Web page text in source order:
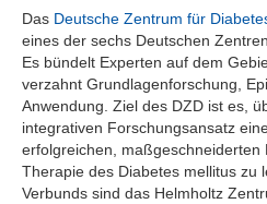
Das Deutsche Zentrum für
eines der sechs Deutschen
Es bündelt Experten auf dem
verzahnt Grundlagenforschung,
Anwendung. Ziel des DZD ist es,
integrativen Forschungsansatz
erfolgreichen, maßgeschneiderten
Therapie des Diabetes mellitus zu
Verbunds sind das Helmholtz